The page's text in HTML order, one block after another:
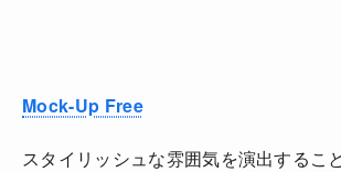
Mock-Up Free
スタイリッシュな雰囲気を演出するこ